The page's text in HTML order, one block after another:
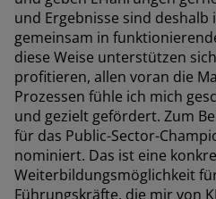
und Ergebnisse sind
gemeinsam in
diese Weise unterstützen
profitieren, allen voran die
Prozessen fühle ich mich
und gezielt gefördert. Zum
für das Public-Sector-
nominiert. Das ist eine
Weiterbildungsmöglichkeit
Führungskräfte, die mir von